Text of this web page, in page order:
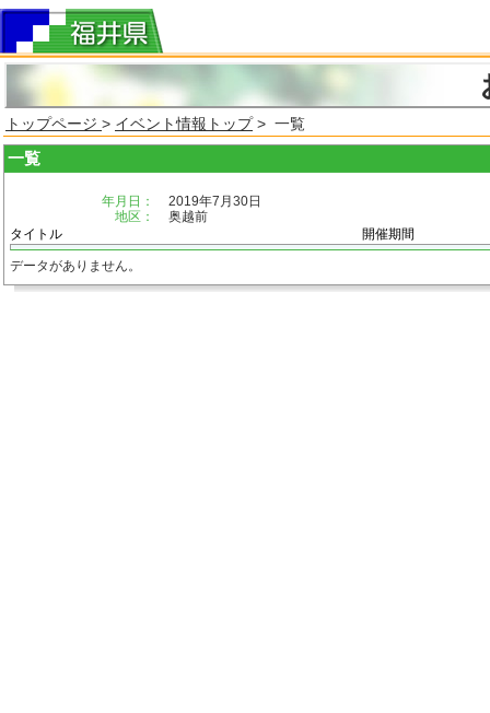
トップページ > イベント情報トップ> 一覧
一覧
年月日：
2019年7月30日
地区：
奥越前
タイトル
開催期間
データがありません。